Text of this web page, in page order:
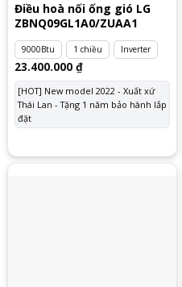
Điều hoà nối ống gió LG
ZBNQ09GL1A0/ZUAA1
9000Btu 1 chiều Inverter
23.400.000 ₫
[HOT] New model 2022 - Xuất xứ
Thái Lan - Tặng 1 năm bảo hành lắp
đặt